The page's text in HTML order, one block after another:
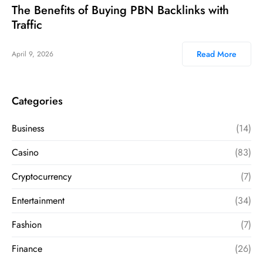
The Benefits of Buying PBN Backlinks with
Traffic
April 9, 2026 Read More
Categories
Business
(14)
Casino
(83)
Cryptocurrency
(7)
Entertainment
(34)
Fashion
(7)
Finance
(26)